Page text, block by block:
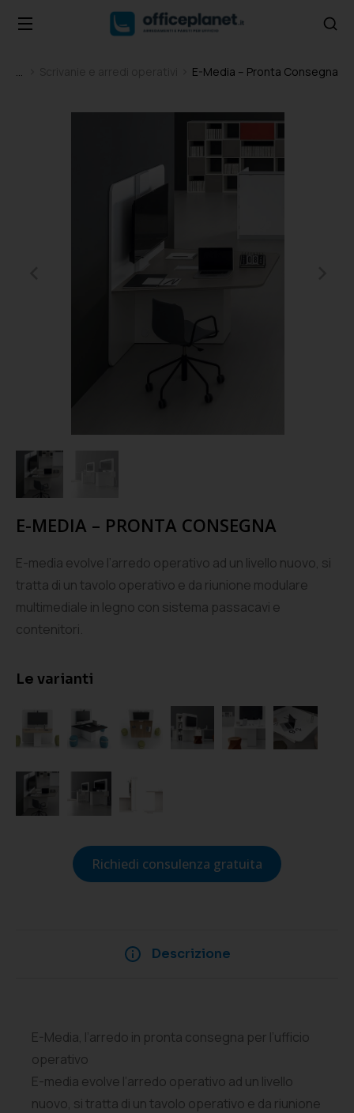
Tu sei qui: E-Media – Pronta Consegna
E-MEDIA – PRONTA CONSEGNA
E-media evolve l’arredo operativo ad un livello nuovo, si
tratta di un tavolo operativo e da riunione modulare
multimediale in legno con sistema passacavi e
contenitori.
Le varianti
Richiedi consulenza gratuita
Descrizione
E-Media, l’arredo in pronta consegna per l’ufficio
operativo
E-media evolve l’arredo operativo ad un livello
nuovo, si tratta di un tavolo operativo e da riunione